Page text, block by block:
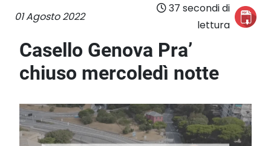
01 Agosto 2022
37 secondi di
lettura
Casello Genova Pra’
chiuso mercoledì notte